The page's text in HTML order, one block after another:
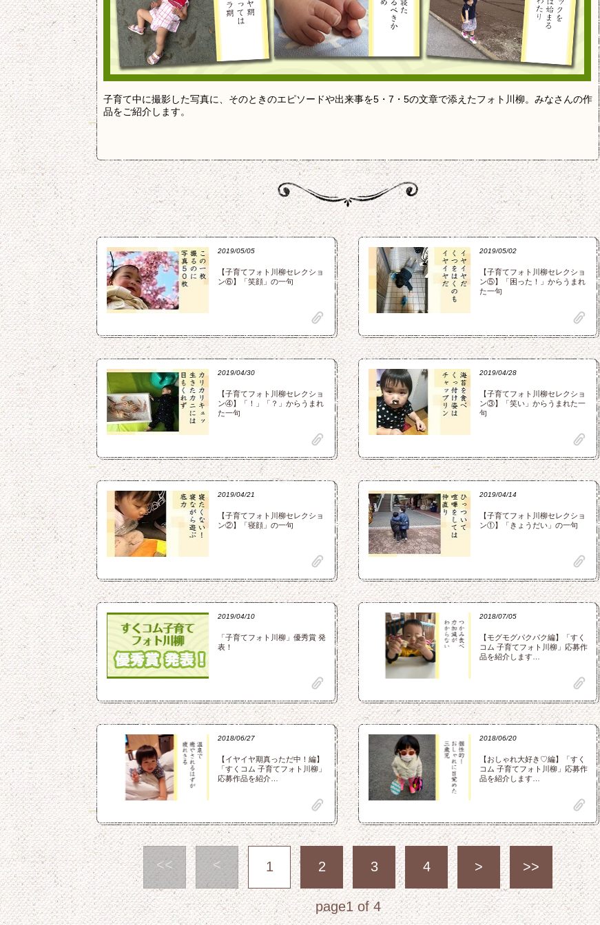
子育て中に撮影した写真に、そのときのエピソードや出来事を5・7・5の文章で添えたフォト川柳。みなさんの作
品をご紹介します。
2019/05/05
【子育てフォト川柳セレクショ
ン⑥】「笑顔」の一句
clip
2019/05/02
【子育てフォト川柳セレクショ
ン⑤】「困った！」からうまれ
た一句
clip
2019/04/30
【子育てフォト川柳セレクショ
ン④】「！」「？」からうまれ
た一句
clip
2019/04/28
【子育てフォト川柳セレクショ
ン③】「笑い」からうまれた一
句
clip
2019/04/21
【子育てフォト川柳セレクショ
ン②】「寝顔」の一句
clip
2019/04/14
【子育てフォト川柳セレクショ
ン①】「きょうだい」の一句
clip
2019/04/10
「子育てフォト川柳」優秀賞 発
表！
clip
2018/07/05
【モグモグパクパク編】「すく
コム 子育てフォト川柳」応募作
品を紹介します…
clip
2018/06/27
【イヤイヤ期真っただ中！編】
「すくコム 子育てフォト川柳」
応募作品を紹介…
clip
2018/06/20
【おしゃれ大好き♡編】「すく
コム 子育てフォト川柳」応募作
品を紹介します…
clip
<< < 1 2 3 4 > >>
page1 of 4